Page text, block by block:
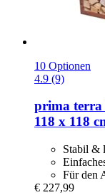
10 Optionen
4.9 (9)
prima terra
118 x 118
Stabil &
Für den
€ 227,99